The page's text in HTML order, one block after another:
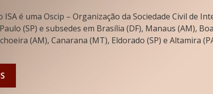
ISA é uma Oscip – Organização da Sociedade Civil de
(SP) e subsedes em Brasília (DF), Manaus (AM),
(AM), Canarana (MT), Eldorado (SP) e Altamira